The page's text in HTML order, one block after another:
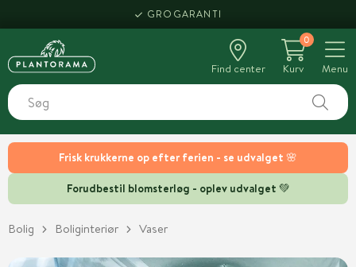
Frisk krukkerne op efter ferien - se udvalget 🌸
Forudbestil blomsterløg - oplev udvalget 💚
GROGARANTI
Find center
0
Kurv
Menu
Bolig Boliginteriør Vaser